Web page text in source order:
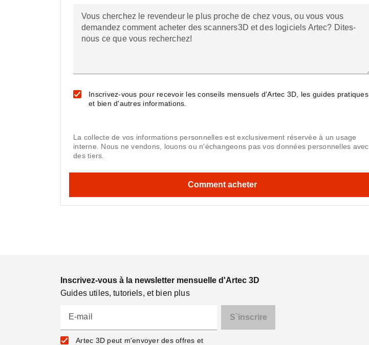
Vous cherchez le revendeur le plus proche de chez vous, ou vous vous
demandez comment acheter des scanners3D et des logiciels Artec? Dites-
nous ce que vous recherchez!
Inscrivez-vous pour recevoir les conseils mensuels d'Artec 3D, les guides pratiques
et bien d'autres informations.
La collecte de vos informations personnelles est exclusivement réservée à un usage
interne. Nous ne vendons, louons ou n'échangeons pas vos données personnelles avec
des tiers.
Inscrivez-vous à la newsletter mensuelle d'Artec 3D
Guides utiles, tutoriels, et bien plus
E-mail
Artec 3D peut m'envoyer des offres et